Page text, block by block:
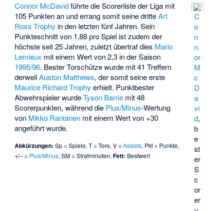
C
o
n
n
or
M
c
D
a
vi
d,
b
e
st
er
S
c
or
er
Connor McDavidführte die Scorerliste der Liga mit
105 Punkten an und errang somit seine dritteArt
Ross Trophy in den letzten fünf Jahren. Sein
Punkteschnitt von 1,88 pro Spiel ist zudem der
höchste seit 25 Jahren, zuletzt übertraf dies Mario
Lemieux mit einem Wert von 2,3 in der Saison
1995/96. Bester Torschütze wurde mit 41 Treffern
derweilAuston Matthews, der somit seine erste
Maurice Richard Trophy erhielt. Punktbester
Abwehrspieler wurdeTyson Barrie mit 48
Scorerpunkten, während die Plus/Minus-Wertung
von Mikko Rantanen mit einem Wert von +30
angeführt wurde.
Abkürzungen: Sp = Spiele, T = Tore, V =Assists, Pkt = Punkte,
+/− = Plus/Minus, SM = Strafminuten;Fett: Bestwert